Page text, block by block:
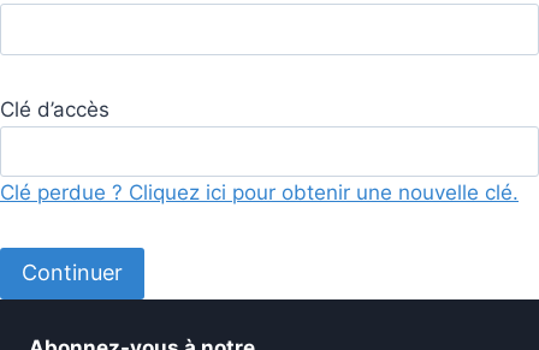
Clé d’accès
Clé perdue ? Cliquez ici pour obtenir une nouvelle clé.